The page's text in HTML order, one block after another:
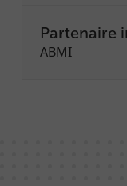
Partenaire
ABMI